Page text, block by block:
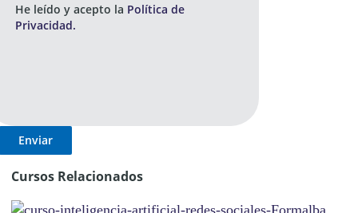
He leído y acepto la Política de
Privacidad.
Cursos Relacionados